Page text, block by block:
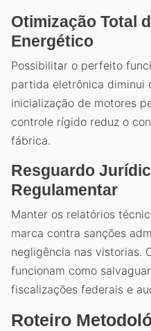
Otimização Total
Energético
Possibilitar o perfeito
partida eletrônica diminui
inicialização de motores
controle rígido reduz o
fábrica.
Resguardo
Regulamentar
Manter os relatórios
marca contra sanções
negligência nas vistorias.
funcionam como
fiscalizações federais e
Roteiro